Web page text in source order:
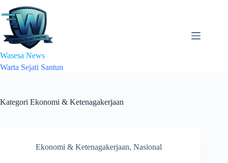
to
content
Wasesa News
Warta Sejati Santun
Kategori Ekonomi & Ketenagakerjaan
Ekonomi & Ketenagakerjaan, Nasional